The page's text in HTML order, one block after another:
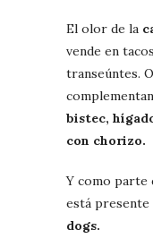
El olor de la
vende en
transeúntes.
bistec,
con chorizo.
Y como parte
está
dogs.